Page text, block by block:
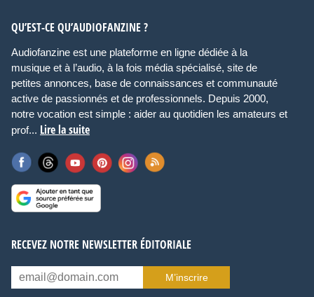
QU’EST-CE QU’AUDIOFANZINE ?
Audiofanzine est une plateforme en ligne dédiée à la
musique et à l’audio, à la fois média spécialisé, site de
petites annonces, base de connaissances et communauté
active de passionnés et de professionnels. Depuis 2000,
notre vocation est simple : aider au quotidien les amateurs et
prof... Lire la suite
RECEVEZ NOTRE NEWSLETTER ÉDITORIALE
M’inscrire